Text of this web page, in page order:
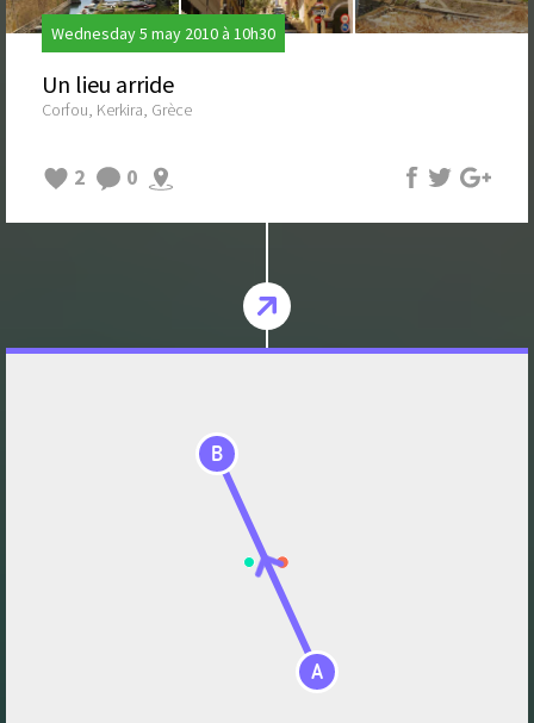
Wednesday 5 may 2010 à 10h30
Un lieu arride
Corfou, Kerkira, Grèce
2 0
A
B